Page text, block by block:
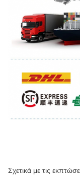
Σχετικά με τις